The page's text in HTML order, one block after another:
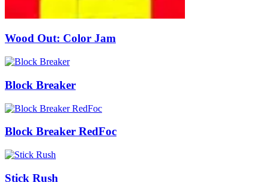
Wood Out: Color Jam
Block Breaker
Block Breaker RedFoc
Stick Rush